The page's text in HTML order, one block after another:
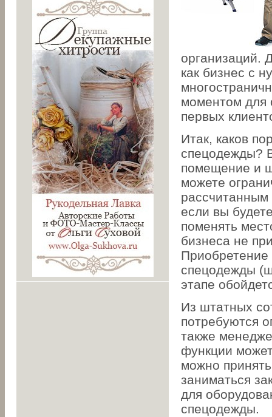
организаций.
как бизнес с
моментом для
первых
Итак, каков
спецодежды?
помещение и
можете
если вы
поменять
бизнеса не
спецодежды
этапе
Из штатных
потребуются
также
функции
можно
заниматься
для
спецодежды.